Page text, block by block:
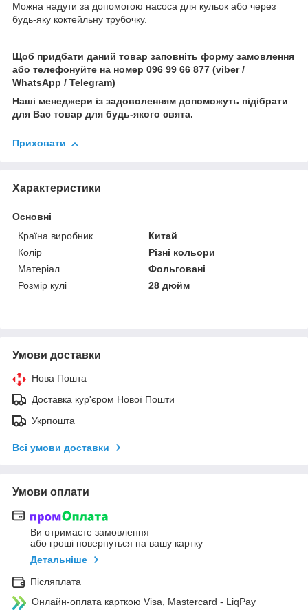
Можна надути за допомогою насоса для кульок або через
будь-яку коктейльну трубочку.
Щоб придбати даний товар заповніть форму замовлення
або телефонуйте на номер 096 99 66 877 (viber /
WhatsApp / Telegram)
Наші менеджери із задоволенням допоможуть підібрати
для Вас товар для будь-якого свята.
Приховати
Характеристики
Основні
Країна виробник
Китай
Колір
Різні кольори
Матеріал
Фольговані
Розмір кулі
28 дюйм
Умови доставки
Нова Пошта
Доставка кур'єром Нової Пошти
Укрпошта
Всі умови доставки
Умови оплати
Ви отримаєте замовлення
або гроші повернуться на вашу картку
Детальніше
Післяплата
Онлайн-оплата карткою Visa, Mastercard - LiqPay